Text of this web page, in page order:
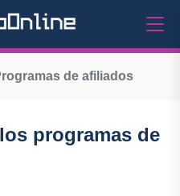
de afiliados
programas de